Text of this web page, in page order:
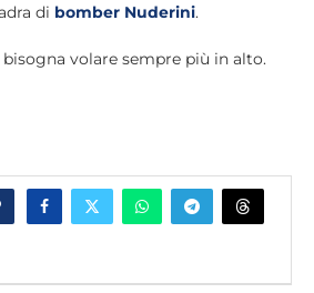
di bomber Nuderini.
volare sempre più in alto.